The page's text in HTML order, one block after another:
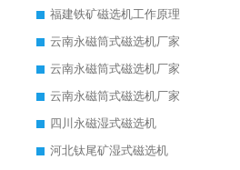
福建铁矿磁选机工作原理
云南永磁筒式磁选机厂家
云南永磁筒式磁选机厂家
云南永磁筒式磁选机厂家
四川永磁湿式磁选机
河北钛尾矿湿式磁选机